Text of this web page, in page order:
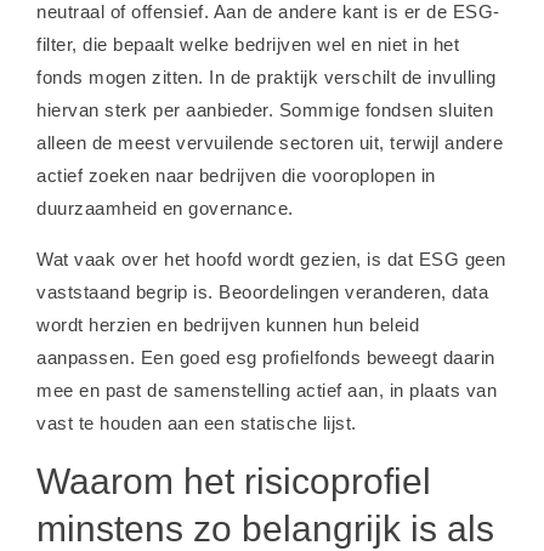
neutraal of offensief. Aan de andere kant is er de ESG-
filter, die bepaalt welke bedrijven wel en niet in het
fonds mogen zitten. In de praktijk verschilt de invulling
hiervan sterk per aanbieder. Sommige fondsen sluiten
alleen de meest vervuilende sectoren uit, terwijl andere
actief zoeken naar bedrijven die vooroplopen in
duurzaamheid en governance.
Wat vaak over het hoofd wordt gezien, is dat ESG geen
vaststaand begrip is. Beoordelingen veranderen, data
wordt herzien en bedrijven kunnen hun beleid
aanpassen. Een goed esg profielfonds beweegt daarin
mee en past de samenstelling actief aan, in plaats van
vast te houden aan een statische lijst.
Waarom het risicoprofiel
minstens zo belangrijk is als